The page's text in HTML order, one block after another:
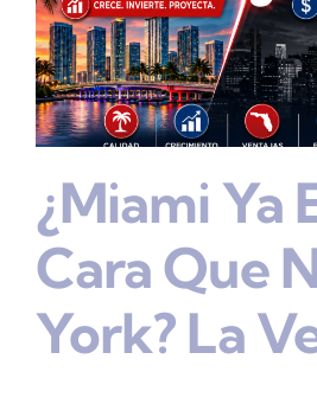
¿Miami Ya
Cara Que
York? La